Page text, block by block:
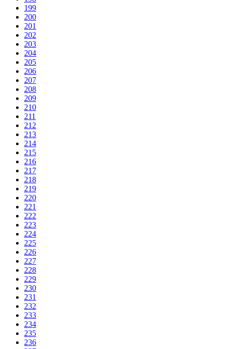
199
200
201
202
203
204
205
206
207
208
209
210
211
212
213
214
215
216
217
218
219
220
221
222
223
224
225
226
227
228
229
230
231
232
233
234
235
236